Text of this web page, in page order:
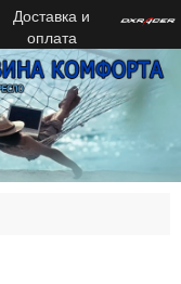
Доставка и
оплата